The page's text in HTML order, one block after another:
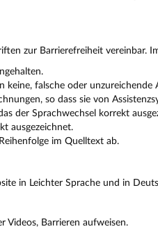
zur Barrierefreiheit vereinbar.
keine, falsche oder
so dass sie von
der Sprachwechsel korrekt
ausgezeichnet.
im Quelltext ab.
in Leichter Sprache und in
Videos, Barrieren aufweisen.